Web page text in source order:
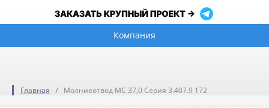
Компания
Главная Молниеотвод МС 37,0 Серия 3.407.9 172